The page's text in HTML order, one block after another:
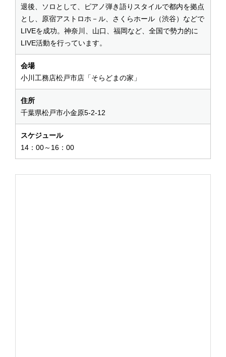
退後、ソロとして、ピアノ弾き語りスタイルで都内を拠点
とし、原宿アストロホ－ル、さくらホール（渋谷）などで
LIVEを成功。神奈川、山口、福岡など、全国で勢力的に
LIVE活動を行っています。
会場
小川工務店松戸市店「そらどまの家」
住所
千葉県松戸市小金原5-2-12
スケジュール
14：00～16：00